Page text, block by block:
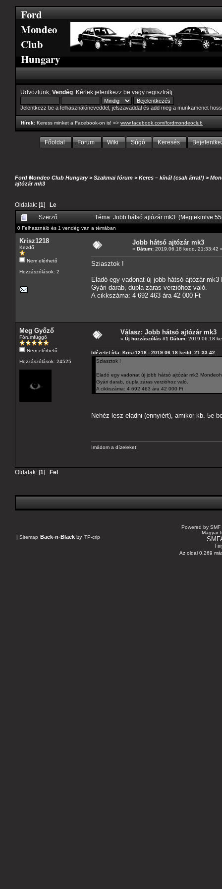
Ford
Mondeo
Club
Hungary
Üdvözlünk, Vendég . Kérlek jelentkezz be vagy regisztrálj
Jelentkezz be a felhasználóneveddel, jelszavaddal és add meg a munkamenet
Hírek: Keress minket a Facebook-on is! => www.facebook.com/fordmondeoclub
Főoldal Forum Wiki Súgó Keresés
Ford Mondeo Club Hungary>Szakmai fórum >Keres – kínál (csak árral!) >
ajtózár mk3
Oldalak: [1] Le
Szerző
Téma: Jobb hátsó ajtózár mk3 (Megtekintve
0 Felhasználó és 1 vendég van a témában
Krisz1218
Kezdő
Nem elérhető
Hozzászólások: 2
Jobb hátsó ajtózár mk3
« Dátum: 2019.06.18 kedd, 21:33:42
Sziasztok !
Eladó egy vadonat új jobb hátsó ajtózár mk3
Gyári darab, dupla záras verzióhoz való.
A cikkszáma: 4 692 463 ára 42 000 Ft
Meg Győző
Fórumfüggő
Nem elérhető
Hozzászólások: 24525
Válasz: Jobb hátsó ajtózár mk3
« Új hozzászólás #1 Dátum: 2019.06.18
Idézetet írta: Krisz1218 - 2019.06.18 kedd, 21:33:42
Sziasztok !
Eladó egy vadonat új jobb hátsó ajtózár mk3
Gyári darab, dupla záras verzióhoz való.
A cikkszáma: 4 692 463 ára 42 000 Ft
Nehéz lesz eladni (ennyiért), amikor kb. 5e
Imádom a dízeleket!
Oldalak: [1] Fel
| Sitemap Back-n-Black by TP-crip
Powered by SMF
Magyar
Az oldal 0.269